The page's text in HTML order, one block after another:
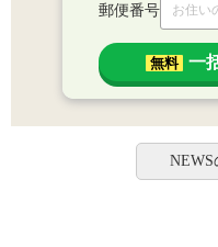
郵便番号
無料 一
NEWS